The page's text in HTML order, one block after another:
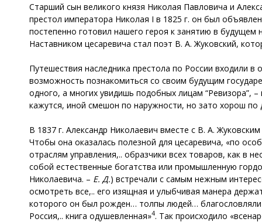
Старший сын великого князя Николая Павловича и
престол императора Николая I в 1825 г. он был
постепенно готовил нашего героя к занятию в
Наставником цесаревича стал поэт В. А. Жуковский,
Путешествия наследника престола по России входили
возможность познакомиться со своим будущим
одного, а многих увидишь подобных лицам “Ревизора”,
кажутся, иной смешон по наружности, но зато хорош
В 1837 г. Александр Николаевич вместе с В. А.
Чтобы она оказалась полезной для цесаревича, «по
отраслям управления,.. образчики всех товаров, как в
собой естественные богатства или промышленную
Николаевича. – Е. Д.) встречали с самым нежным
осмотреть все,.. его изящная и улыбчивая манера
которого он был рожден… толпы людей… благословляли
Россия,.. книга одушевленная»4. Так происходило